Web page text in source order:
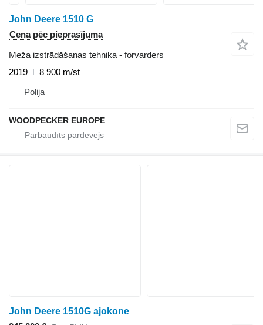
John Deere 1510 G
Cena pēc pieprasījuma
Meža izstrādāšanas tehnika - forvarders
2019
8 900 m/st
Polija
WOODPECKER EUROPE
John Deere 1510G ajokone